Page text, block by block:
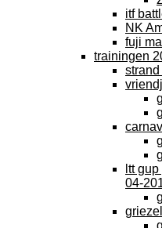
itf
NK
fuji
trainingen
ltt
04-